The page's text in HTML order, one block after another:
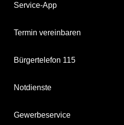
Service-App
Termin vereinbaren
Bürgertelefon 115
Notdienste
Gewerbeservice